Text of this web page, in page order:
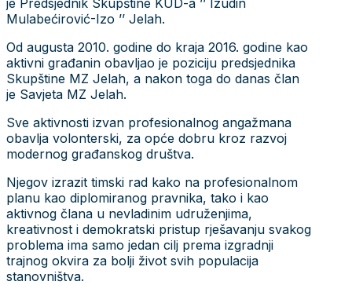
Mulabećirović-Izo ’’ Jelah.
Od augusta 2010. godine do kraja 2016. godine kao
aktivni građanin obavljao je poziciju predsjednika
Skupštine MZ Jelah, a nakon toga do danas član
je Savjeta MZ Jelah.
Sve aktivnosti izvan profesionalnog angažmana
obavlja volonterski, za opće dobru kroz razvoj
modernog građanskog društva.
Njegov izrazit timski rad kako na profesionalnom
planu kao diplomiranog pravnika, tako i kao
aktivnog člana u nevladinim udruženjima,
kreativnost i demokratski pristup rješavanju svakog
problema ima samo jedan cilj prema izgradnji
trajnog okvira za bolji život svih populacija
stanovništva.